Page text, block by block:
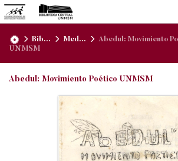
Bib... Med...
Abedul: Movimiento
UNMSM
Abedul: Movimiento Poético UNMSM